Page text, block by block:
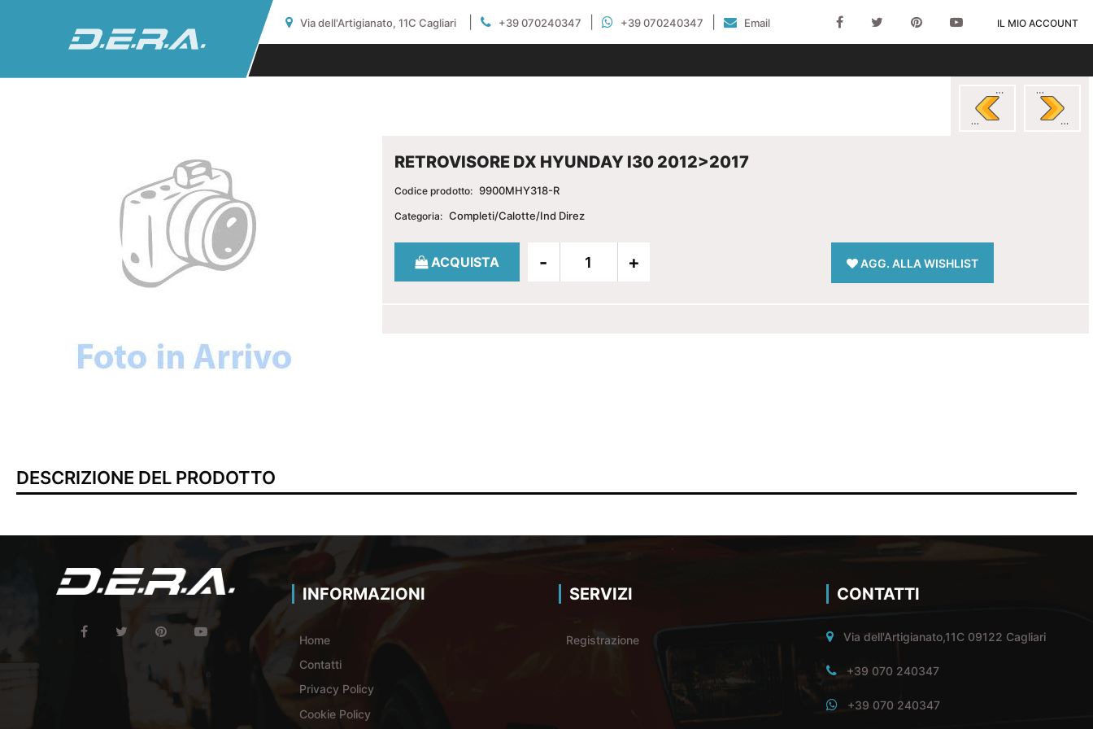
Via dell'Artigianato, 11C Cagliari +39 070240347 +39 070240347 Email IL MIO ACCOUNT
RETROVISORE DX HYUNDAY I30 2012>2017
Codice prodotto: 9900MHY318-R
Categoria: Completi/Calotte/Ind Direz
Quantità
ACQUISTA AGG. ALLA WISHLIST
DESCRIZIONE DEL PRODOTTO
INFORMAZIONI
Home
Contatti
Privacy Policy
Cookie Policy
SERVIZI
Registrazione
CONTATTI
Via dell'Artigianato,11C 09122 Cagliari
+39 070 240347
+39 070 240347